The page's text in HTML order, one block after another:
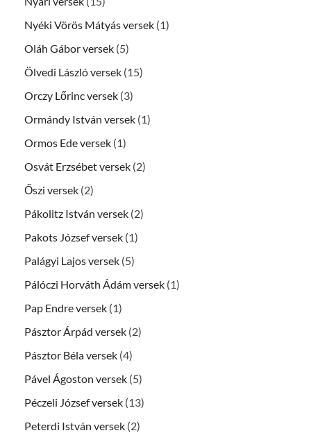
Nyéki Vörös Mátyás versek (1)
Oláh Gábor versek (5)
Ölvedi László versek (15)
Orczy Lőrinc versek (3)
Ormándy István versek (1)
Ormos Ede versek (1)
Osvát Erzsébet versek (2)
Őszi versek (2)
Pákolitz István versek (2)
Pakots József versek (1)
Palágyi Lajos versek (5)
Pálóczi Horváth Ádám versek (1)
Pap Endre versek (1)
Pásztor Árpád versek (2)
Pásztor Béla versek (4)
Pável Ágoston versek (5)
Péczeli József versek (13)
Peterdi István versek (2)